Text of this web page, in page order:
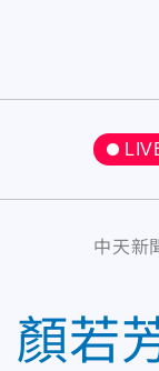
中天新
顏若